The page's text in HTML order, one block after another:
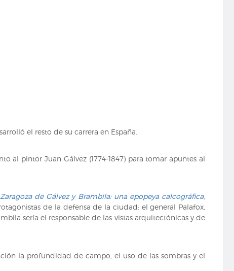
el resto de su carrera en España.
al pintor Juan Gálvez (1774-1847) para tomar apuntes al
de Gálvez y Brambila: una epopeya calcográfica,
de la defensa de la ciudad: el general Palafox,
sería el responsable de las vistas arquitectónicas y de
la profundidad de campo, el uso de las sombras y el